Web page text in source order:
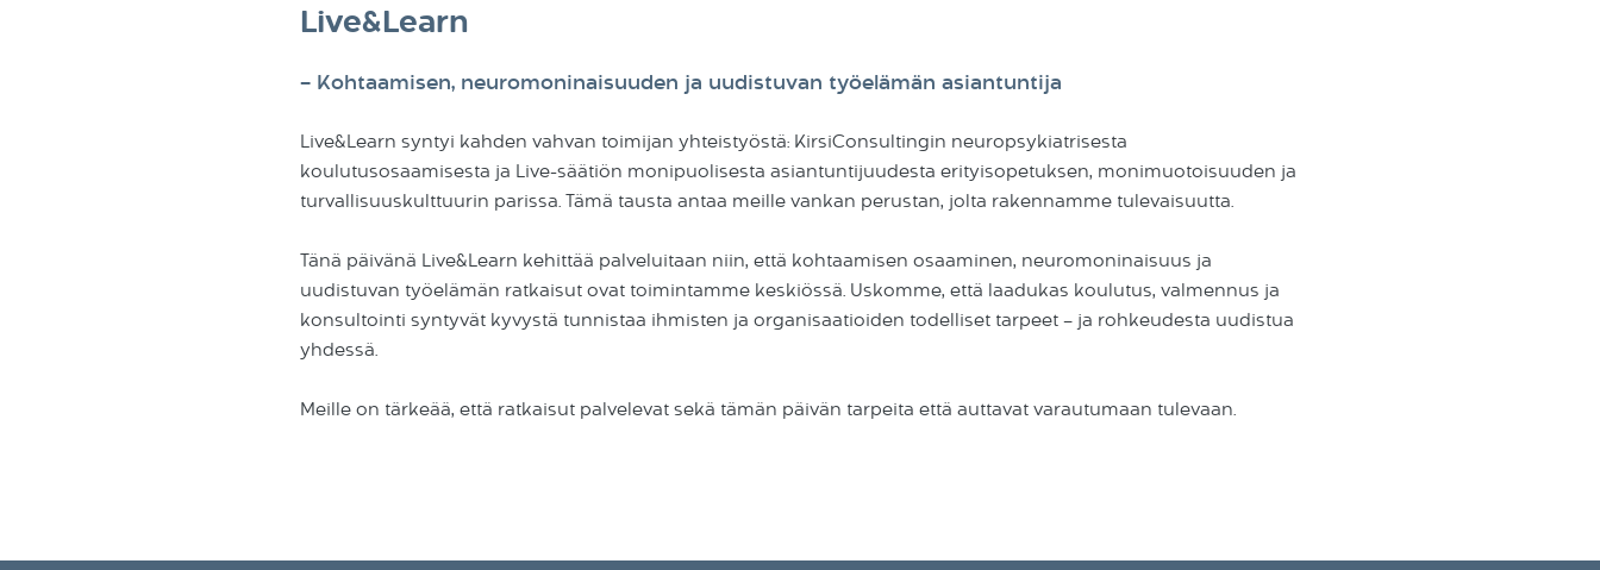
Live&Learn
– Kohtaamisen, neuromoninaisuuden ja uudistuvan työelämän asiantuntija
Live&Learn syntyi kahden vahvan toimijan yhteistyöstä: KirsiConsultingin neuropsykiatrisesta
koulutusosaamisesta ja Live-säätiön monipuolisesta asiantuntijuudesta erityisopetuksen, monimuotoisuuden ja
turvallisuuskulttuurin parissa. Tämä tausta antaa meille vankan perustan, jolta rakennamme tulevaisuutta.
Tänä päivänä Live&Learn kehittää palveluitaan niin, että kohtaamisen osaaminen, neuromoninaisuus ja
uudistuvan työelämän ratkaisut ovat toimintamme keskiössä. Uskomme, että laadukas koulutus, valmennus ja
konsultointi syntyvät kyvystä tunnistaa ihmisten ja organisaatioiden todelliset tarpeet – ja rohkeudesta uudistua
yhdessä.
Meille on tärkeää, että ratkaisut palvelevat sekä tämän päivän tarpeita että auttavat varautumaan tulevaan.